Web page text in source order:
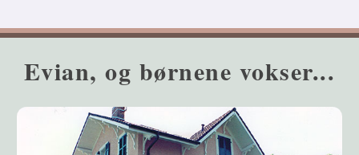
Evian, og børnene vokser...